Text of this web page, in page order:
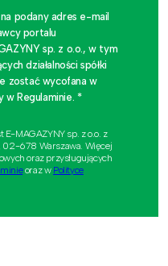
podany adres e-mail
portalu
sp. z o.o., w tym
działalności spółki
zostać wycofana w
w Regulaminie. *
MAGAZYNY sp. z o.o. z
02-678 Warszawa. Więcej
oraz przysługujących
oraz w Polityce